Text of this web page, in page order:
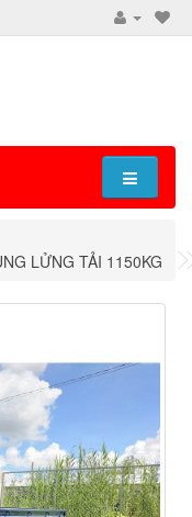
LỬNG TẢI 1150KG